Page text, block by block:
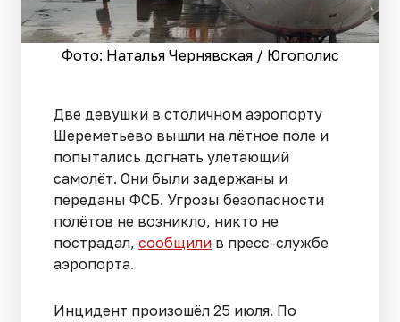
Фото: Наталья Чернявская / Югополис
Две девушки в столичном аэропорту
Шереметьево вышли на лётное поле и
попытались догнать улетающий
самолёт. Они были задержаны и
переданы ФСБ. Угрозы безопасности
полётов не возникло, никто не
пострадал, сообщили в пресс-службе
аэропорта.
Инцидент произошёл 25 июля. По